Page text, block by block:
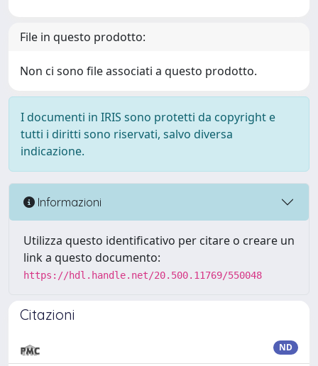
File in questo prodotto:
Non ci sono file associati a questo prodotto.
I documenti in IRIS sono protetti da copyright e
tutti i diritti sono riservati, salvo diversa
indicazione.
Informazioni
Utilizza questo identificativo per citare o creare un
link a questo documento:
https://hdl.handle.net/20.500.11769/550048
Citazioni
ND